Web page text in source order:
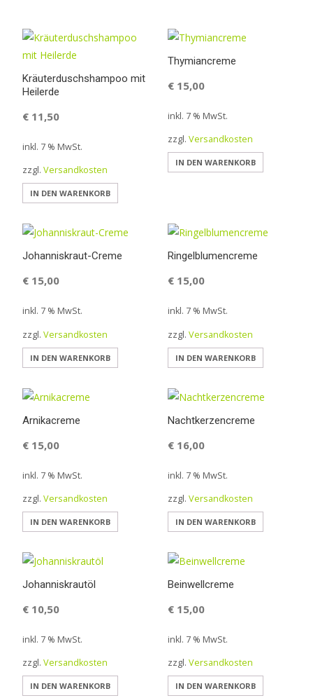
Kräuterduschshampoo mit
Heilerde
€ 11,50
inkl. 7 % MwSt.
zzgl. Versandkosten
IN DEN WARENKORB
Thymiancreme
€ 15,00
inkl. 7 % MwSt.
zzgl. Versandkosten
IN DEN WARENKORB
Johanniskraut-Creme
€ 15,00
inkl. 7 % MwSt.
zzgl. Versandkosten
IN DEN WARENKORB
Ringelblumencreme
€ 15,00
inkl. 7 % MwSt.
zzgl. Versandkosten
IN DEN WARENKORB
Arnikacreme
€ 15,00
inkl. 7 % MwSt.
zzgl. Versandkosten
IN DEN WARENKORB
Nachtkerzencreme
€ 16,00
inkl. 7 % MwSt.
zzgl. Versandkosten
IN DEN WARENKORB
Johanniskrautöl
€ 10,50
inkl. 7 % MwSt.
zzgl. Versandkosten
IN DEN WARENKORB
Beinwellcreme
€ 15,00
inkl. 7 % MwSt.
zzgl. Versandkosten
IN DEN WARENKORB